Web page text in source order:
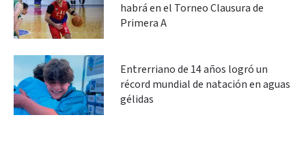
habrá en el Torneo Clausura de
Primera A
Entrerriano de 14 años logró un
récord mundial de natación en aguas
gélidas